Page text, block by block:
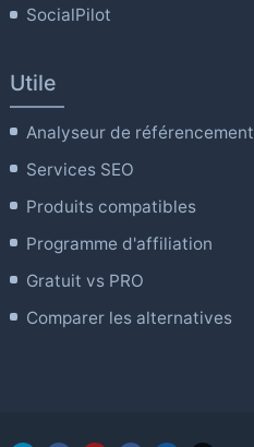
SocialPilot
Utile
Analyseur de référencement
Services SEO
Produits compatibles
Programme d'affiliation
Gratuit vs PRO
Comparer les alternatives